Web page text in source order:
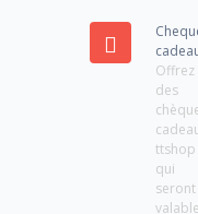
Offrez
des
ttshop
qui
seront